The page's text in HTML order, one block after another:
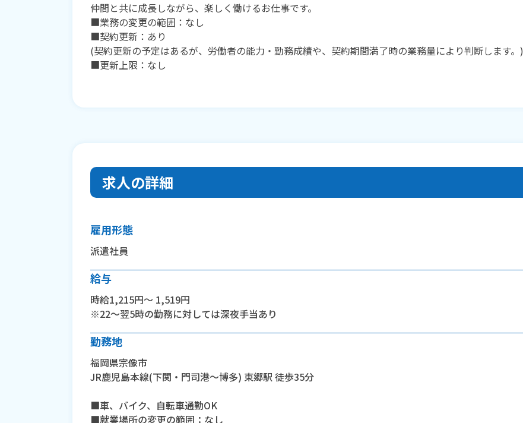
仲間と共に成長しながら、楽しく働けるお仕事です。
■業務の変更の範囲：なし
■契約更新：あり
(契約更新の予定はあるが、労働者の能力・勤務成績や、契約期間満了時の業務量により判断します。)
■更新上限：なし
求人の詳細
雇用形態
派遣社員
給与
時給1,215円～ 1,519円
※22～翌5時の勤務に対しては深夜手当あり
勤務地
福岡県宗像市
JR鹿児島本線(下関・門司港～博多) 東郷駅 徒歩35分
■車、バイク、自転車通勤OK
■就業場所の変更の範囲：なし